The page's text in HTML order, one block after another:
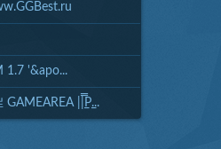
1.7 '&apo...
GAMEAREA ||͇̿P͇...